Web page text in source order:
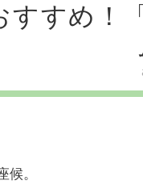
すすめ！
。